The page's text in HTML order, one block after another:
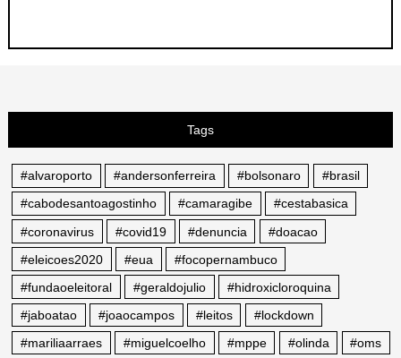
Tags
#alvaroporto #andersonferreira #bolsonaro
#brasil
#cabodesantoagostinho
#camaragibe
#cestabasica
#coronavirus
#covid19 #denuncia
#doacao
#eleicoes2020
#eua
#focopernambuco
#fundaoeleitoral
#geraldojulio
#hidroxicloroquina
#jaboatao
#joaocampos #leitos
#lockdown
#mariliaarraes
#miguelcoelho #mppe #olinda
#oms